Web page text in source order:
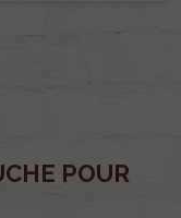
POUR